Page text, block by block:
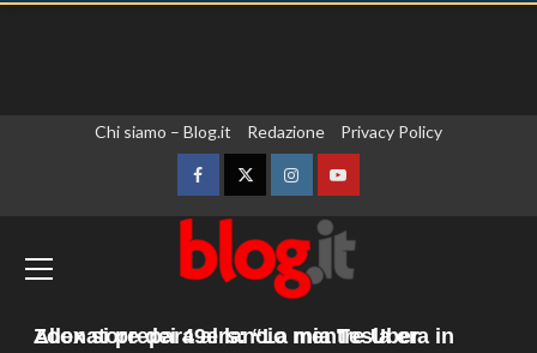
Chi siamo – Blog.it Redazione Privacy Policy
FacebookTwitterInstagramYouTube
principale
Si chiude a Nairobi la prima edizione di
H.E.R.O, start up africane alla Residenza
dell’Ambasciatore d’Italia
Giuseppe Recca 10 Agosto 2026 : 13:25
Allenatore dei 49ers: “La mia Tesla era in
Zoox si prepara al lancio mentre Uber
Carmen Russo ed Enzo Paolo Turchi
pronti a tornare: “Se Maria chiama,
risponderemo”.
Ad Amici, stecca rimossa in post-
produzione: il retroscena